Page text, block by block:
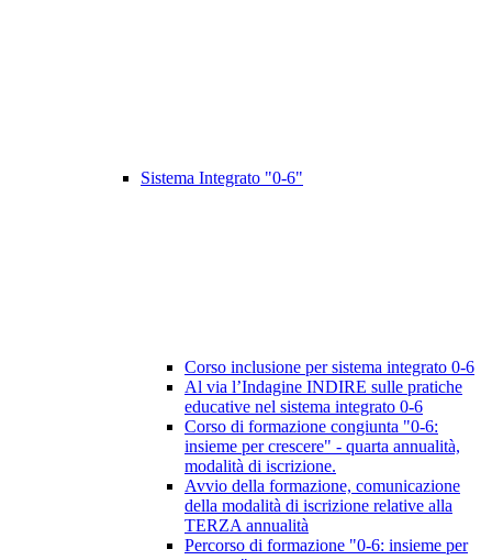
Sistema Integrato "0-6"
Corso inclusione per sistema integrato 0-6
Al via l’Indagine INDIRE sulle pratiche
educative nel sistema integrato 0-6
Corso di formazione congiunta "0-6:
insieme per crescere" - quarta annualità,
modalità di iscrizione.
Avvio della formazione, comunicazione
della modalità di iscrizione relative alla
TERZA annualità
Percorso di formazione "0-6: insieme per